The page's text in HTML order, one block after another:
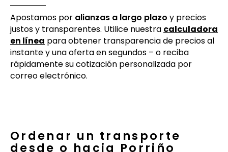
Apostamos por alianzas a largo plazo y precios
justos y transparentes. Utilice nuestra calculadora
en línea para obtener transparencia de precios al
instante y una oferta en segundos – o reciba
rápidamente su cotización personalizada por
correo electrónico.
Ordenar un transporte
desde o hacia Porriño